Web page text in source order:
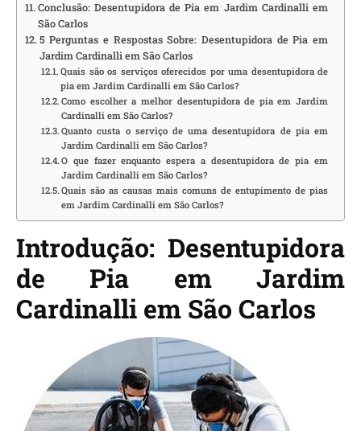
Conclusão: Desentupidora de Pia em Jardim Cardinalli em
São Carlos
5 Perguntas e Respostas Sobre: Desentupidora de Pia em
Jardim Cardinalli em São Carlos
Quais são os serviços oferecidos por uma desentupidora de
pia em Jardim Cardinalli em São Carlos?
Como escolher a melhor desentupidora de pia em Jardim
Cardinalli em São Carlos?
Quanto custa o serviço de uma desentupidora de pia em
Jardim Cardinalli em São Carlos?
O que fazer enquanto espera a desentupidora de pia em
Jardim Cardinalli em São Carlos?
Quais são as causas mais comuns de entupimento de pias
em Jardim Cardinalli em São Carlos?
Introdução: Desentupidora
de Pia em Jardim
Cardinalli em São Carlos